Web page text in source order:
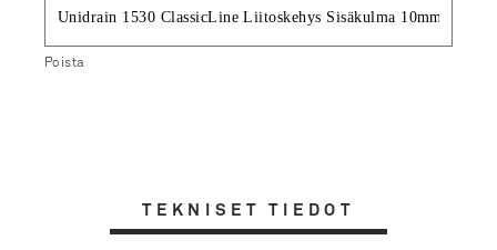
Poista
TEKNISET TIEDOT